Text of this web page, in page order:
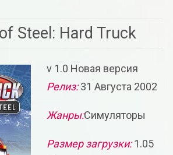
Steel: Hard Truck
v 1.0 Новая версия
Релиз:31 Августа 2002
Жанры:Симуляторы
Размер загрузки:1.05